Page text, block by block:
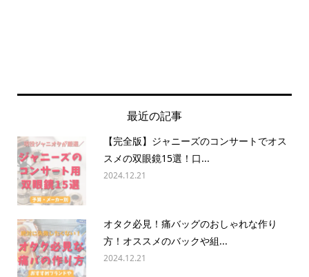
最近の記事
【完全版】ジャニーズのコンサートでオス
スメの双眼鏡15選！口...
2024.12.21
オタク必見！痛バッグのおしゃれな作り
方！オススメのバックや組...
2024.12.21